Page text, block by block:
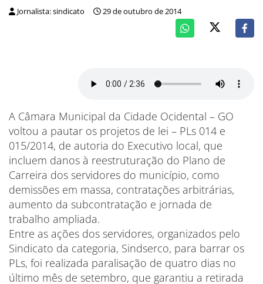
Jornalista: sindicato 29 de outubro de 2014
A Câmara Municipal da Cidade Ocidental – GO
voltou a pautar os projetos de lei – PLs 014 e
015/2014, de autoria do Executivo local, que
incluem danos à reestruturação do Plano de
Carreira dos servidores do município, como
demissões em massa, contratações arbitrárias,
aumento da subcontratação e jornada de
trabalho ampliada.
Entre as ações dos servidores, organizados pelo
Sindicato da categoria, Sindserco, para barrar os
PLs, foi realizada paralisação de quatro dias no
último mês de setembro, que garantiu a retirada